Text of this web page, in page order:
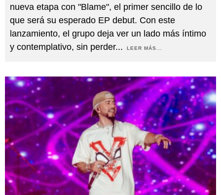
nueva etapa con "Blame", el primer sencillo de lo
que será su esperado EP debut. Con este
lanzamiento, el grupo deja ver un lado más íntimo
y contemplativo, sin perder... LEER MÁS...